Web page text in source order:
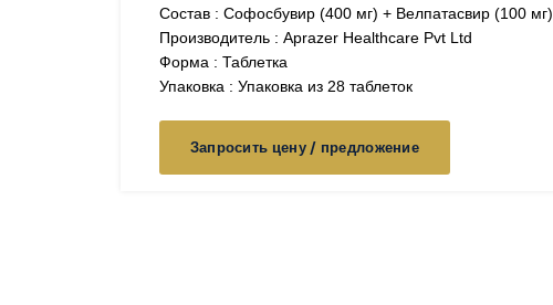
Состав : Софосбувир (400 мг) + Велпатасвир (100 мг)
Производитель : Aprazer Healthcare Pvt Ltd
Форма : Таблетка
Упаковка : Упаковка из 28 таблеток
Запросить цену / предложение